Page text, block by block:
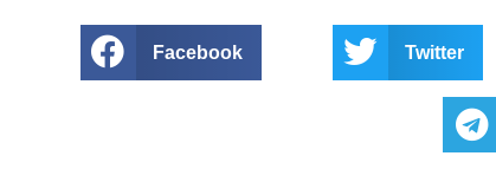
Facebook Twitter